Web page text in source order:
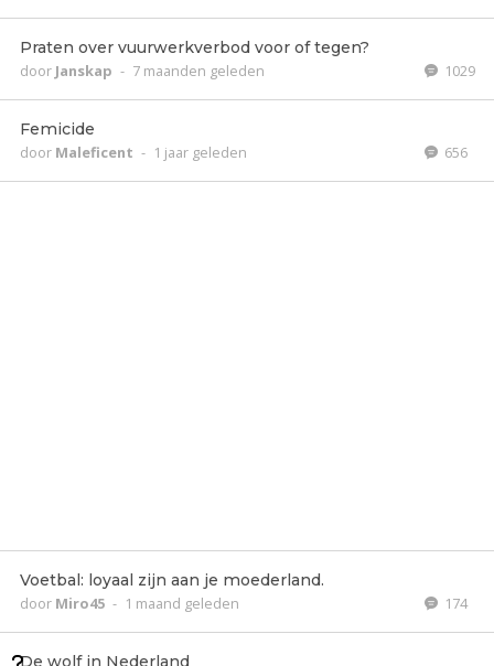
Praten over vuurwerkverbod voor of tegen?
door Janskap - 7 maanden geleden 1029
Femicide
door Maleficent - 1 jaar geleden 656
Voetbal: loyaal zijn aan je moederland.
door Miro45 - 1 maand geleden 174
De wolf in Nederland